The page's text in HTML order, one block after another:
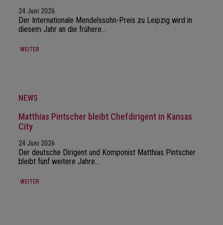
24 Juni 2026
Der Internationale Mendelssohn-Preis zu Leipzig wird in
diesem Jahr an die frühere…
WEITER
NEWS
Matthias Pintscher bleibt Chefdirigent in Kansas
City
24 Juni 2026
Der deutsche Dirigent und Komponist Matthias Pintscher
bleibt fünf weitere Jahre…
WEITER